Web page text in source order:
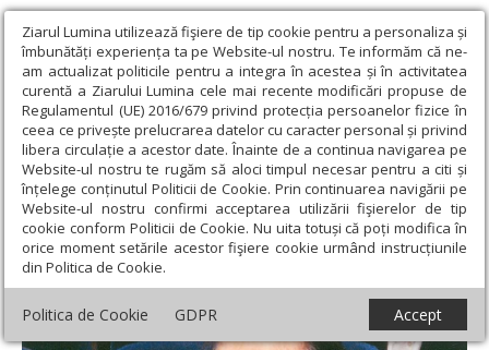
Ziarul Lumina utilizează fişiere de tip cookie pentru a personaliza și
îmbunătăți experiența ta pe Website-ul nostru. Te informăm că ne-
am actualizat politicile pentru a integra în acestea și în activitatea
curentă a Ziarului Lumina cele mai recente modificări propuse de
Regulamentul (UE) 2016/679 privind protecția persoanelor fizice în
ceea ce privește prelucrarea datelor cu caracter personal și privind
libera circulație a acestor date. Înainte de a continua navigarea pe
Website-ul nostru te rugăm să aloci timpul necesar pentru a citi și
înțelege conținutul Politicii de Cookie. Prin continuarea navigării pe
Website-ul nostru confirmi acceptarea utilizării fişierelor de tip
cookie conform Politicii de Cookie. Nu uita totuși că poți modifica în
orice moment setările acestor fişiere cookie urmând instrucțiunile
din Politica de Cookie.
Politica de Cookie GDPR Accept
Ziarul Lumina › Opinii › Repere și idei › Unirea Principatelor:
sens și creație istorică
Unirea Principatelor: sens și creație istorică